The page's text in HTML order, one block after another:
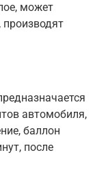
может
производят
автомобиля,
баллон
после